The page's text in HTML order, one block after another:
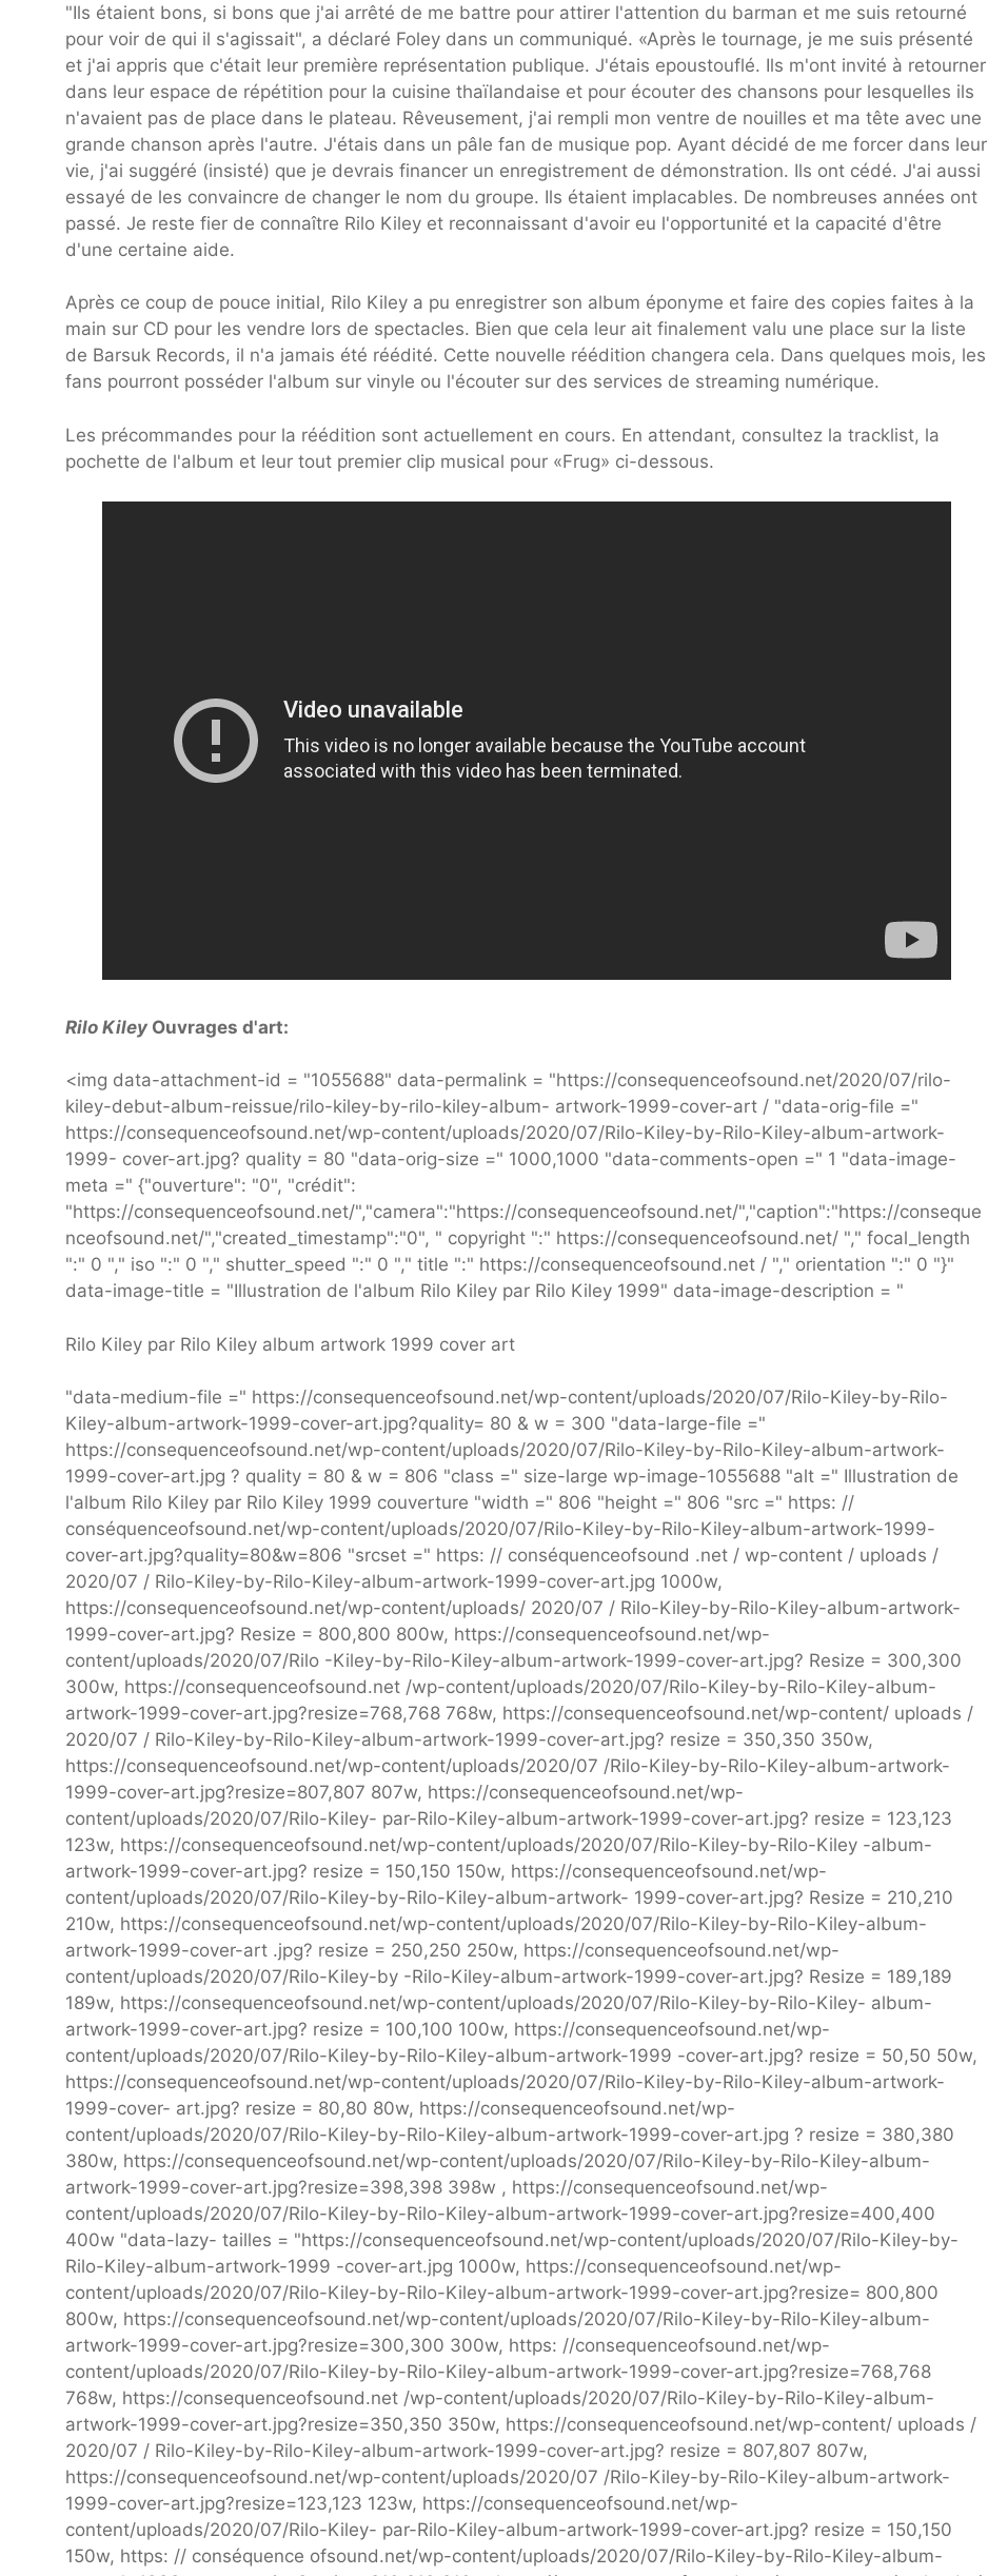
"Ils étaient bons, si bons que j'ai arrêté de me battre pour attirer l'attention du barman et me suis retourné
pour voir de qui il s'agissait", a déclaré Foley dans un communiqué. «Après le tournage, je me suis présenté
et j'ai appris que c'était leur première représentation publique. J'étais epoustouflé. Ils m'ont invité à retourner
dans leur espace de répétition pour la cuisine thaïlandaise et pour écouter des chansons pour lesquelles ils
n'avaient pas de place dans le plateau. Rêveusement, j'ai rempli mon ventre de nouilles et ma tête avec une
grande chanson après l'autre. J'étais dans un pâle fan de musique pop. Ayant décidé de me forcer dans leur
vie, j'ai suggéré (insisté) que je devrais financer un enregistrement de démonstration. Ils ont cédé. J'ai aussi
essayé de les convaincre de changer le nom du groupe. Ils étaient implacables. De nombreuses années ont
passé. Je reste fier de connaître Rilo Kiley et reconnaissant d'avoir eu l'opportunité et la capacité d'être
d'une certaine aide.
Après ce coup de pouce initial, Rilo Kiley a pu enregistrer son album éponyme et faire des copies faites à la
main sur CD pour les vendre lors de spectacles. Bien que cela leur ait finalement valu une place sur la liste
de Barsuk Records, il n'a jamais été réédité. Cette nouvelle réédition changera cela. Dans quelques mois, les
fans pourront posséder l'album sur vinyle ou l'écouter sur des services de streaming numérique.
Les précommandes pour la réédition sont actuellement en cours. En attendant, consultez la tracklist, la
pochette de l'album et leur tout premier clip musical pour «Frug» ci-dessous.
Rilo Kiley Ouvrages d'art:
<img data-attachment-id = "1055688" data-permalink = "https://consequenceofsound.net/2020/07/rilo-
kiley-debut-album-reissue/rilo-kiley-by-rilo-kiley-album- artwork-1999-cover-art / "data-orig-file ="
https://consequenceofsound.net/wp-content/uploads/2020/07/Rilo-Kiley-by-Rilo-Kiley-album-artwork-
1999- cover-art.jpg? quality = 80 "data-orig-size =" 1000,1000 "data-comments-open =" 1 "data-image-
meta =" {"ouverture": "0", "crédit":
"https://consequenceofsound.net/","camera":"https://consequenceofsound.net/","caption":"https://conseque
nceofsound.net/","created_timestamp":"0", " copyright ":" https://consequenceofsound.net/ "," focal_length
":" 0 "," iso ":" 0 "," shutter_speed ":" 0 "," title ":" https://consequenceofsound.net / "," orientation ":" 0 "}"
data-image-title = "Illustration de l'album Rilo Kiley par Rilo Kiley 1999" data-image-description = "
Rilo Kiley par Rilo Kiley album artwork 1999 cover art
"data-medium-file =" https://consequenceofsound.net/wp-content/uploads/2020/07/Rilo-Kiley-by-Rilo-
Kiley-album-artwork-1999-cover-art.jpg?quality= 80 & w = 300 "data-large-file ="
https://consequenceofsound.net/wp-content/uploads/2020/07/Rilo-Kiley-by-Rilo-Kiley-album-artwork-
1999-cover-art.jpg ? quality = 80 & w = 806 "class =" size-large wp-image-1055688 "alt =" Illustration de
l'album Rilo Kiley par Rilo Kiley 1999 couverture "width =" 806 "height =" 806 "src =" https: //
conséquenceofsound.net/wp-content/uploads/2020/07/Rilo-Kiley-by-Rilo-Kiley-album-artwork-1999-
cover-art.jpg?quality=80&w=806 "srcset =" https: // conséquenceofsound .net / wp-content / uploads /
2020/07 / Rilo-Kiley-by-Rilo-Kiley-album-artwork-1999-cover-art.jpg 1000w,
https://consequenceofsound.net/wp-content/uploads/ 2020/07 / Rilo-Kiley-by-Rilo-Kiley-album-artwork-
1999-cover-art.jpg? Resize = 800,800 800w, https://consequenceofsound.net/wp-
content/uploads/2020/07/Rilo -Kiley-by-Rilo-Kiley-album-artwork-1999-cover-art.jpg? Resize = 300,300
300w, https://consequenceofsound.net /wp-content/uploads/2020/07/Rilo-Kiley-by-Rilo-Kiley-album-
artwork-1999-cover-art.jpg?resize=768,768 768w, https://consequenceofsound.net/wp-content/ uploads /
2020/07 / Rilo-Kiley-by-Rilo-Kiley-album-artwork-1999-cover-art.jpg? resize = 350,350 350w,
https://consequenceofsound.net/wp-content/uploads/2020/07 /Rilo-Kiley-by-Rilo-Kiley-album-artwork-
1999-cover-art.jpg?resize=807,807 807w, https://consequenceofsound.net/wp-
content/uploads/2020/07/Rilo-Kiley- par-Rilo-Kiley-album-artwork-1999-cover-art.jpg? resize = 123,123
123w, https://consequenceofsound.net/wp-content/uploads/2020/07/Rilo-Kiley-by-Rilo-Kiley -album-
artwork-1999-cover-art.jpg? resize = 150,150 150w, https://consequenceofsound.net/wp-
content/uploads/2020/07/Rilo-Kiley-by-Rilo-Kiley-album-artwork- 1999-cover-art.jpg? Resize = 210,210
210w, https://consequenceofsound.net/wp-content/uploads/2020/07/Rilo-Kiley-by-Rilo-Kiley-album-
artwork-1999-cover-art .jpg? resize = 250,250 250w, https://consequenceofsound.net/wp-
content/uploads/2020/07/Rilo-Kiley-by -Rilo-Kiley-album-artwork-1999-cover-art.jpg? Resize = 189,189
189w, https://consequenceofsound.net/wp-content/uploads/2020/07/Rilo-Kiley-by-Rilo-Kiley- album-
artwork-1999-cover-art.jpg? resize = 100,100 100w, https://consequenceofsound.net/wp-
content/uploads/2020/07/Rilo-Kiley-by-Rilo-Kiley-album-artwork-1999 -cover-art.jpg? resize = 50,50 50w,
https://consequenceofsound.net/wp-content/uploads/2020/07/Rilo-Kiley-by-Rilo-Kiley-album-artwork-
1999-cover- art.jpg? resize = 80,80 80w, https://consequenceofsound.net/wp-
content/uploads/2020/07/Rilo-Kiley-by-Rilo-Kiley-album-artwork-1999-cover-art.jpg ? resize = 380,380
380w, https://consequenceofsound.net/wp-content/uploads/2020/07/Rilo-Kiley-by-Rilo-Kiley-album-
artwork-1999-cover-art.jpg?resize=398,398 398w , https://consequenceofsound.net/wp-
content/uploads/2020/07/Rilo-Kiley-by-Rilo-Kiley-album-artwork-1999-cover-art.jpg?resize=400,400
400w "data-lazy- tailles = "https://consequenceofsound.net/wp-content/uploads/2020/07/Rilo-Kiley-by-
Rilo-Kiley-album-artwork-1999 -cover-art.jpg 1000w, https://consequenceofsound.net/wp-
content/uploads/2020/07/Rilo-Kiley-by-Rilo-Kiley-album-artwork-1999-cover-art.jpg?resize= 800,800
800w, https://consequenceofsound.net/wp-content/uploads/2020/07/Rilo-Kiley-by-Rilo-Kiley-album-
artwork-1999-cover-art.jpg?resize=300,300 300w, https: //consequenceofsound.net/wp-
content/uploads/2020/07/Rilo-Kiley-by-Rilo-Kiley-album-artwork-1999-cover-art.jpg?resize=768,768
768w, https://consequenceofsound.net /wp-content/uploads/2020/07/Rilo-Kiley-by-Rilo-Kiley-album-
artwork-1999-cover-art.jpg?resize=350,350 350w, https://consequenceofsound.net/wp-content/ uploads /
2020/07 / Rilo-Kiley-by-Rilo-Kiley-album-artwork-1999-cover-art.jpg? resize = 807,807 807w,
https://consequenceofsound.net/wp-content/uploads/2020/07 /Rilo-Kiley-by-Rilo-Kiley-album-artwork-
1999-cover-art.jpg?resize=123,123 123w, https://consequenceofsound.net/wp-
content/uploads/2020/07/Rilo-Kiley- par-Rilo-Kiley-album-artwork-1999-cover-art.jpg? resize = 150,150
150w, https: // conséquence ofsound.net/wp-content/uploads/2020/07/Rilo-Kiley-by-Rilo-Kiley-album-